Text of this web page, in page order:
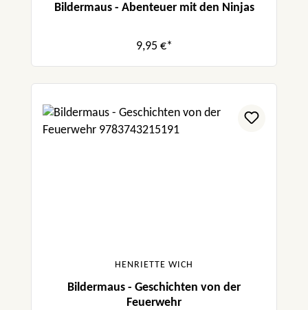
Bildermaus - Abenteuer mit den Ninjas
9,95 €*
HENRIETTE WICH
Bildermaus - Geschichten von der
Feuerwehr